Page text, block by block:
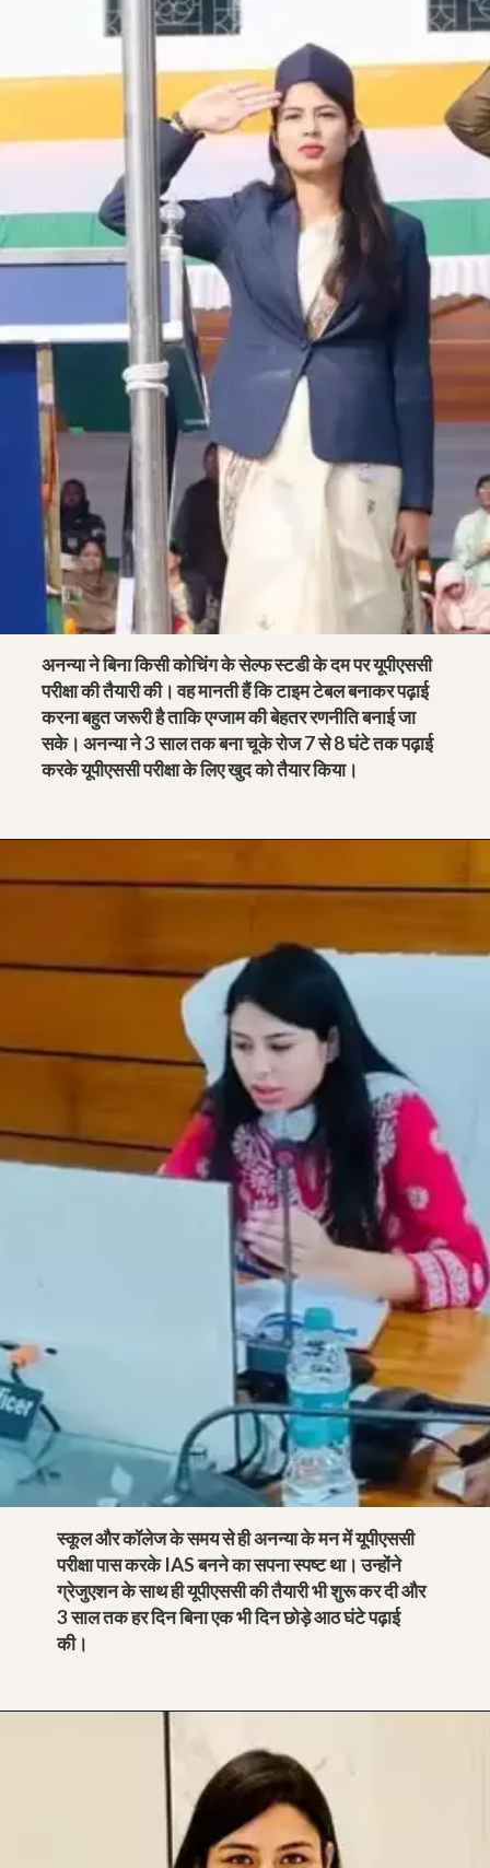
अनन्या ने बिना किसी कोचिंग के सेल्फ स्टडी के दम पर यूपीएससी
परीक्षा की तैयारी की। वह मानती हैं कि टाइम टेबल बनाकर पढ़ाई
करना बहुत जरूरी है ताकि एग्जाम की बेहतर रणनीति बनाई जा
सके। अनन्या ने 3 साल तक बना चूके रोज 7 से 8 घंटे तक पढ़ाई
करके यूपीएससी परीक्षा के लिए खुद को तैयार किया।
स्कूल और कॉलेज के समय से ही अनन्या के मन में यूपीएससी
परीक्षा पास करके IAS बनने का सपना स्पष्ट था। उन्होंने
ग्रेजुएशन के साथ ही यूपीएससी की तैयारी भी शुरू कर दी और
3 साल तक हर दिन बिना एक भी दिन छोड़े आठ घंटे पढ़ाई
की।